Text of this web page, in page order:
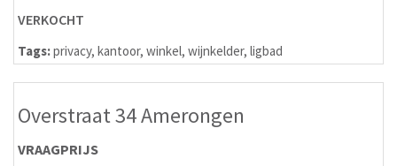
VERKOCHT
Tags:privacy, kantoor, winkel, wijnkelder, ligbad
Overstraat 34 Amerongen
VRAAGPRIJS